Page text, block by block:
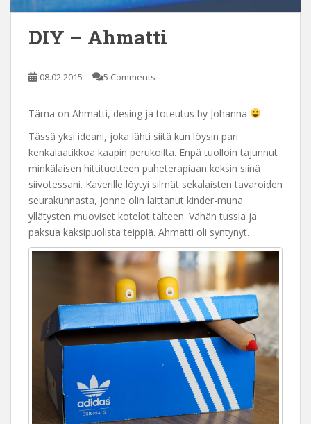
DIY – Ahmatti
08.02.2015 5 Comments
Tämä on Ahmatti, desing ja toteutus by Johanna
Tässä yksi ideani, joka lähti siitä kun löysin pari
kenkälaatikkoa kaapin perukoilta. Enpä tuolloin tajunnut
minkälaisen hittituotteen puheterapiaan keksin siinä
siivotessani. Kaverille löytyi silmät sekalaisten tavaroiden
seurakunnasta, jonne olin laittanut kinder-muna
yllätysten muoviset kotelot talteen. Vähän tussia ja
paksua kaksipuolista teippiä. Ahmatti oli syntynyt.